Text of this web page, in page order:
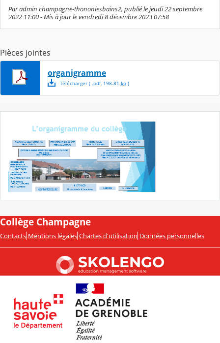
Par admin champagne-thononlesbains2, publié le jeudi 22 septembre
2022 11:00 - Mis à jour le vendredi 8 décembre 2023 07:58
Pièces jointes
organigramme
Télécharger( .pdf, 198.81 ko)
Collège Champagne
Contacts Mentions légales Chartes d'utilisation Données personnelles